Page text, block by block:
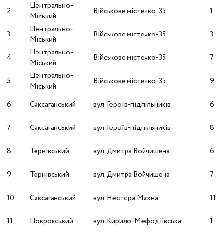
2
Центрально-
Міський
Військове містечко-35 1
3
Центрально-
Міський
Військове містечко-35 3
4
Центрально-
Міський
Військове містечко-35 7
5
Центрально-
Міський
Військове містечко-35 9
6 Саксаганський вул. Героїв-підпільників 6
7 Саксаганський вул. Героїв-підпільників 8
8 Тернівський вул. Дмитра Войчишена 6
9 Тернівський вул. Дмитра Войчишена 7
10 Саксаганський вул. Нестора Махна 11
11 Покровський вул. Кирило-Мефодіївська 1